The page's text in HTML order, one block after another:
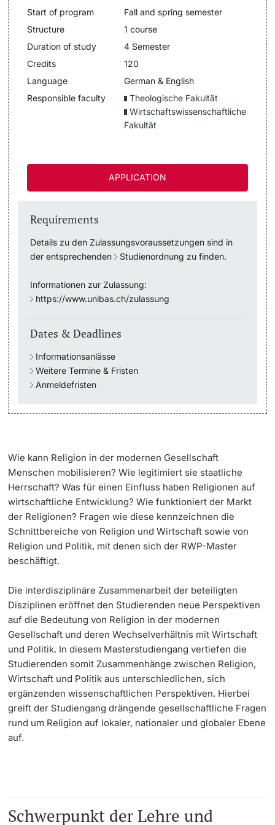
Lecturers
Further information
Dates
Documents & Verification
Welcome to the University of Basel
Campus Stories
Academic Advice
Student Advice Center
Funding
Military & Civilian Service
Coordination Office for Refugees
Inclusive University
Support Services Guide
AI in learning and teaching
Digital learning
Language Center
Learning Spaces
University Library Basel
Start of program
Fall and spring semester
Structure
1 course
Duration of study
4 Semester
Credits
120
Language
German & English
Responsible faculty
Theologische Fakultät
Wirtschaftswissenschaftliche
Fakultät
APPLICATION
Requirements
Details zu den Zulassungsvoraussetzungen sind in
der entsprechenden Studienordnung zu finden.
Informationen zur Zulassung:
https://www.unibas.ch/zulassung
Dates & Deadlines
Informationsanlässe
Weitere Termine & Fristen
Anmeldefristen
Wie kann Religion in der modernen Gesellschaft
Menschen mobilisieren? Wie legitimiert sie staatliche
Herrschaft? Was für einen Einfluss haben Religionen auf
wirtschaftliche Entwicklung? Wie funktioniert der Markt
der Religionen? Fragen wie diese kennzeichnen die
Schnittbereiche von Religion und Wirtschaft sowie von
Religion und Politik, mit denen sich der RWP-Master
beschäftigt.
Die interdisziplinäre Zusammenarbeit der beteiligten
Disziplinen eröffnet den Studierenden neue Perspektiven
auf die Bedeutung von Religion in der modernen
Gesellschaft und deren Wechselverhältnis mit Wirtschaft
und Politik. In diesem Masterstudiengang vertiefen die
Studierenden somit Zusammenhänge zwischen Religion,
Wirtschaft und Politik aus unterschiedlichen, sich
ergänzenden wissenschaftlichen Perspektiven. Hierbei
greift der Studiengang drängende gesellschaftliche Fragen
rund um Religion auf lokaler, nationaler und globaler Ebene
auf.
Schwerpunkt der Lehre und